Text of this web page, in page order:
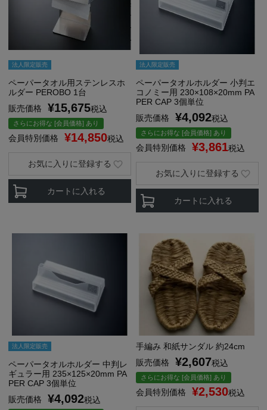
法人限定販売
ペーパータオル用ステンレスホ
ルダー PEROBO 1台
販売価格
¥15,675税込
さらにお得な [会員価格] あり
会員特別価格 ¥14,850税込
カートに入れる
お気に入りに登録する
法人限定販売
ペーパータオルホルダー 小判エ
コノミー用 230×108×20mm PA
PER CAP 3個単位
販売価格
¥4,092税込
さらにお得な [会員価格] あり
会員特別価格 ¥3,861税込
カートに入れる
お気に入りに登録する
法人限定販売
ペーパータオルホルダー 中判レ
ギュラー用 235×125×20mm PA
PER CAP 3個単位
販売価格
¥4,092税込
手編み 和紙サンダル 約24cm
販売価格
¥2,607税込
さらにお得な [会員価格] あり
会員特別価格 ¥2,530税込